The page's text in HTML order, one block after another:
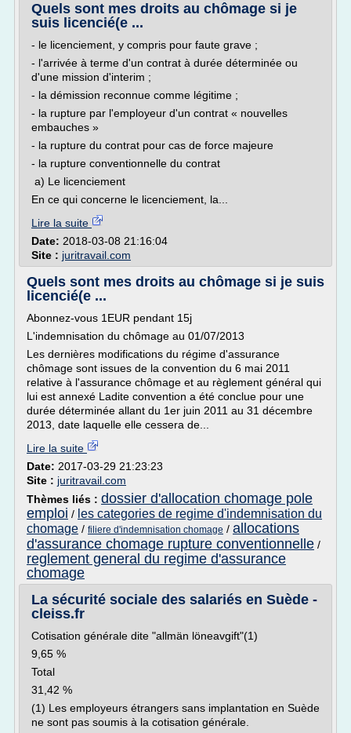
Quels sont mes droits au chômage si je
suis licencié(e ...
- le licenciement, y compris pour faute grave ;
- l'arrivée à terme d'un contrat à durée déterminée ou
d'une mission d'interim ;
- la démission reconnue comme légitime ;
- la rupture par l'employeur d'un contrat « nouvelles
embauches »
- la rupture du contrat pour cas de force majeure
- la rupture conventionnelle du contrat
a) Le licenciement
En ce qui concerne le licenciement, la...
Lire la suite
Date: 2018-03-08 21:16:04
Site : juritravail.com
Quels sont mes droits au chômage si je suis
licencié(e ...
Abonnez-vous 1EUR pendant 15j
L'indemnisation du chômage au 01/07/2013
Les dernières modifications du régime d'assurance
chômage sont issues de la convention du 6 mai 2011
relative à l'assurance chômage et au règlement général qui
lui est annexé Ladite convention a été conclue pour une
durée déterminée allant du 1er juin 2011 au 31 décembre
2013, date laquelle elle cessera de...
Lire la suite
Date: 2017-03-29 21:23:23
Site : juritravail.com
Thèmes liés : dossier d'allocation chomage pole
emploi / les categories de regime d'indemnisation du
chomage / filiere d'indemnisation chomage / allocations
d'assurance chomage rupture conventionnelle /
reglement general du regime d'assurance
chomage
La sécurité sociale des salariés en Suède -
cleiss.fr
Cotisation générale dite "allmän löneavgift"(1)
9,65 %
Total
31,42 %
(1) Les employeurs étrangers sans implantation en Suède
ne sont pas soumis à la cotisation générale.